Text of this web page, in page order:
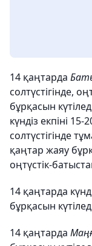
14 қаңтарда
солтүстігінде,
бұрқасын
күндіз екпіні
солтүстігінде
қаңтар жаяу
оңтүстік-
14 қаңтарда
бұрқасын
14 қаңтарда